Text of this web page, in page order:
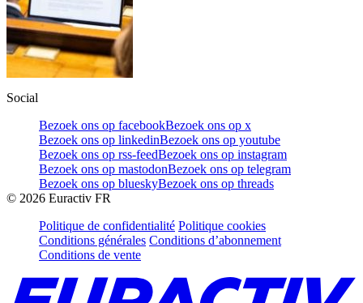
Social
Bezoek ons op facebookBezoek ons op x
Bezoek ons op linkedinBezoek ons op youtube
Bezoek ons op rss-feedBezoek ons op instagram
Bezoek ons op mastodonBezoek ons op telegram
Bezoek ons op blueskyBezoek ons op threads
© 2026 Euractiv FR
Politique de confidentialité Politique cookies
Conditions générales Conditions d’abonnement
Conditions de vente